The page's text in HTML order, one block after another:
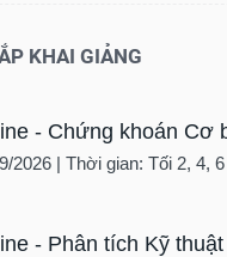
KHAI GIẢNG
- Chứng khoán Cơ
2026 | Thời gian: Tối 2, 4, 6
- Phân tích Kỹ